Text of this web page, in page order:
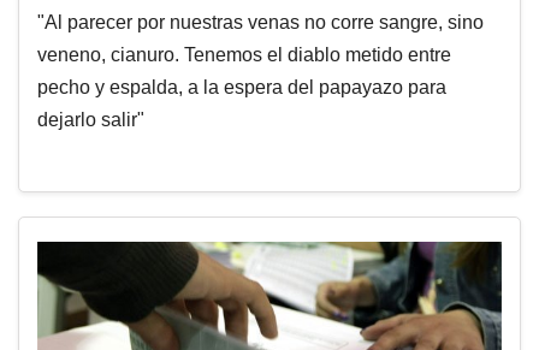
"Al parecer por nuestras venas no corre sangre, sino
veneno, cianuro. Tenemos el diablo metido entre
pecho y espalda, a la espera del papayazo para
dejarlo salir"